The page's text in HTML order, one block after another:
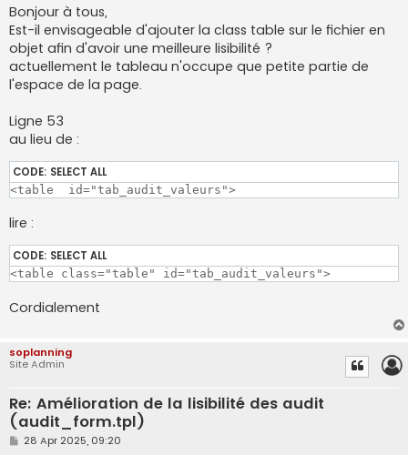
s
t
Bonjour à tous,
Est-il envisageable d'ajouter la class table sur le fichier en
objet afin d'avoir une meilleure lisibilité ?
actuellement le tableau n'occupe que petite partie de
l'espace de la page.
Ligne 53
au lieu de :
CODE: SELECT ALL
<table  id="tab_audit_valeurs">
lire :
CODE: SELECT ALL
<table class="table" id="tab_audit_valeurs">
Cordialement
soplanning
Site Admin
Re: Amélioration de la lisibilité des audit
(audit_form.tpl)
P28 Apr 2025, 09:20